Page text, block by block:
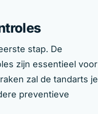
stap. De
zijn essentieel voor
zal de tandarts je
preventieve